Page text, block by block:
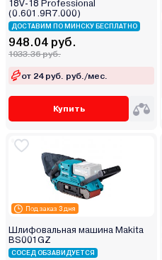
18V-18 Professional
(0.601.9R7.000)
ДОСТАВИМ ПО МИНСКУ БЕСПЛАТНО
948.04 руб.
1033.36 руб.
от 24 руб. руб./мес.
Купить
Под заказ 3 дня
Шлифовальная машина Makita
BS001GZ
СОСЕД ОБЗАВИДУЕТСЯ